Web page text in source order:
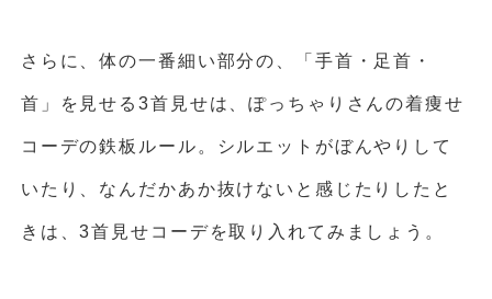
さらに、体の一番細い部分の、「手首・足首・
首」を見せる3首見せは、ぽっちゃりさんの着痩せ
コーデの鉄板ルール。シルエットがぼんやりして
いたり、なんだかあか抜けないと感じたりしたと
きは、3首見せコーデを取り入れてみましょう。